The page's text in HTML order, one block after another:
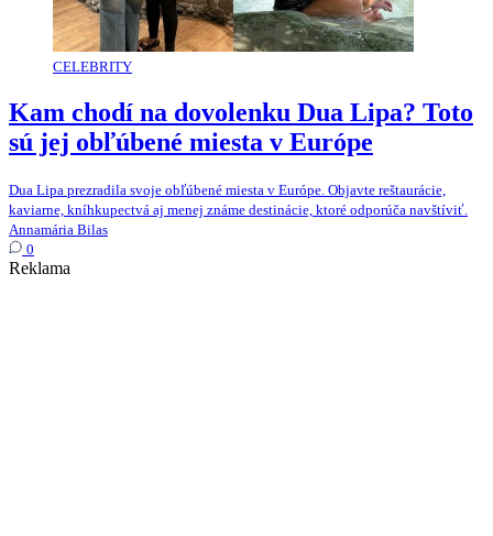
CELEBRITY
Kam chodí na dovolenku Dua Lipa? Toto
sú jej obľúbené miesta v Európe
Dua Lipa prezradila svoje obľúbené miesta v Európe. Objavte reštaurácie,
kaviarne, kníhkupectvá aj menej známe destinácie, ktoré odporúča navštíviť.
Annamária Bilas
0
Reklama